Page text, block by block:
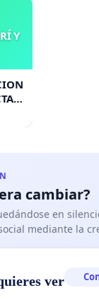
Y
cambiar?
en
mediante la
ver